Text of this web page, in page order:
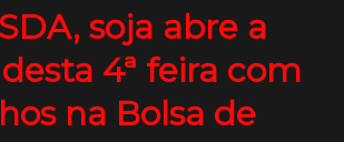
soja abre a
4ª feira com
na Bolsa de